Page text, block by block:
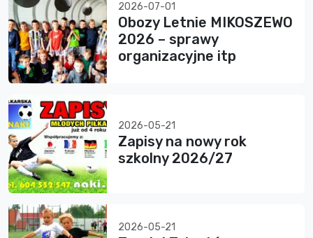
2026-07-01
Obozy Letnie MIKOSZEWO
2026 – sprawy
organizacyjne itp
2026-05-21
Zapisy na nowy rok
szkolny 2026/27
2026-05-21